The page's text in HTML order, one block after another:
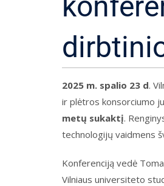
2025 m. spalio 23 d.
ir plėtros konsorciumo
metų sukaktį.
technologijų vaidmens
Konferenciją vedė
Vilniaus universiteto